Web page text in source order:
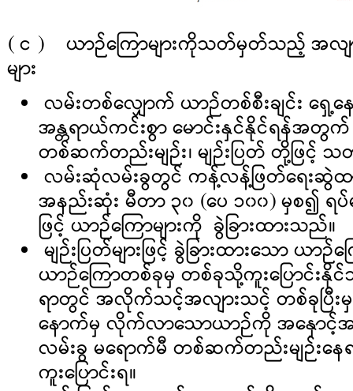
( င ) ယာဉ်ကြောများကိုသတ်မှတ်သည့် အလျ
များ
လမ်းတစ်လျှောက် ယာဉ်တစ်စီးချင်း ရှ
အန္တရာယ်ကင်းစွာ မောင်းနှင်နိုင်ရန်အတွက်
တစ်ဆက်တည်းမျဉ်း၊ မျဉ်းပြတ် တို့ဖြင့်
လမ်းဆုံလမ်းခွတွင် ကန့်လန့်ဖြတ်ရေးဆွဲထာ
အနည်းဆုံး မီတာ ၃၀ (ပေ ၁၀၀) မှစ၍
ဖြင့် ယာဉ်ကြောများကို ခွဲခြားထားသည်။
မျဉ်းပြတ်များဖြင့် ခွဲခြားထားသော ယာ
ယာဉ်ကြောတစ်ခုမှ တစ်ခုသို့ကူးပြောင်းနိုင်
ရာတွင် အလိုက်သင့်အလျားသင့် တစ်ခုပြီးမှ
နောက်မှ လိုက်လာသောယာဉ်ကို အနှောင့်
လမ်းခွ မရောက်မီ တစ်ဆက်တည်းမျဉ်းနေ
ကူးပြောင်းရ။